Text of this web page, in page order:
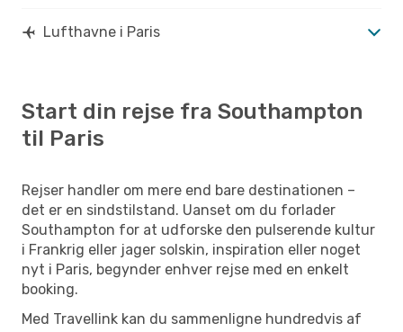
Lufthavne i Paris
Start din rejse fra Southampton
til Paris
Rejser handler om mere end bare destinationen –
det er en sindstilstand. Uanset om du forlader
Southampton for at udforske den pulserende kultur
i Frankrig eller jager solskin, inspiration eller noget
nyt i Paris, begynder enhver rejse med en enkelt
booking.
Med Travellink kan du sammenligne hundredvis af